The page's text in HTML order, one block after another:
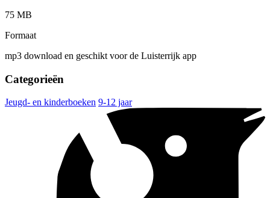
75 MB
Formaat
mp3 download en geschikt voor de Luisterrijk app
Categorieën
Jeugd- en kinderboeken 9-12 jaar